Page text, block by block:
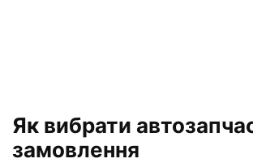
Як вибрати
замовлення